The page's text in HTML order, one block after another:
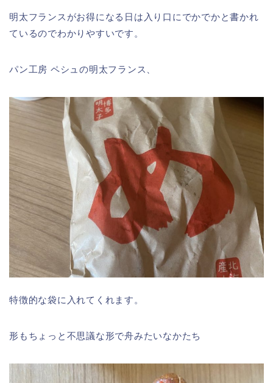
明太フランスがお得になる日は入り口にでかでかと書かれ
ているのでわかりやすいです。
パン工房 ペシュの明太フランス、
特徴的な袋に入れてくれます。
形もちょっと不思議な形で舟みたいなかたち